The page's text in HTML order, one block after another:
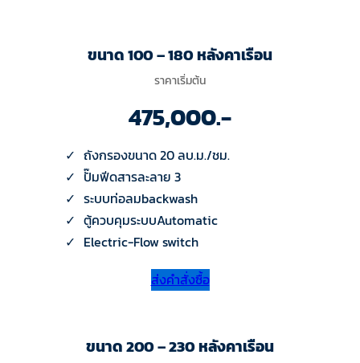
ขนาด 100 – 180 หลังคาเรือน
ราคาเริ่มต้น
475,000.-
ถังกรองขนาด 20 ลบ.ม./ชม.
ปั๊มฟีดสารละลาย 3
ระบบท่อลมbackwash
ตู้ควบคุมระบบAutomatic
Electric-Flow switch
ส่งคำสั่งซื้อ
ขนาด 200 – 230 หลังคาเรือน